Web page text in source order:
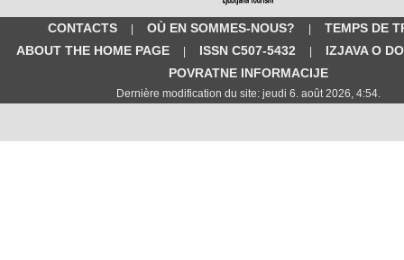
CONTACTS | OÙ EN SOMMES-NOUS? |
TEMPS DE
ABOUT THE HOME PAGE
| ISSN C507-5432 |
IZJAVA O
POVRATNE INFORMACIJE
Dernière modification du site: jeudi 6. août 2026, 4:54.